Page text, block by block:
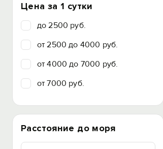
Цена за 1 сутки
до 2500 руб.
от 2500 до 4000 руб.
от 4000 до 7000 руб.
от 7000 руб.
Расстояние до моря